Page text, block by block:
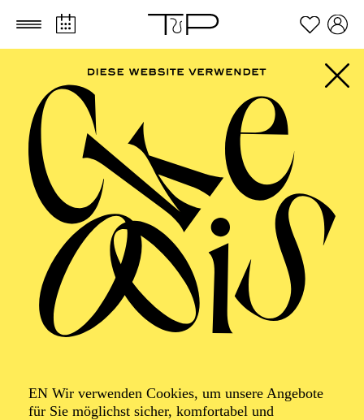
Zum Hauptinhalt springen Zum Footer springen
EN Wir verwenden Cookies, um unsere Angebote
für Sie möglichst sicher, komfortabel und
FILTER
SEPTEMBER 2026
PHILHARMONIE ESSEN
Friday
04.09.2026
20:00 - 23:00
Alfried Krupp Saal
Organiser: Theater-, Konzert- u. Gastspieldirektion OTTO
HOFNER GMBH